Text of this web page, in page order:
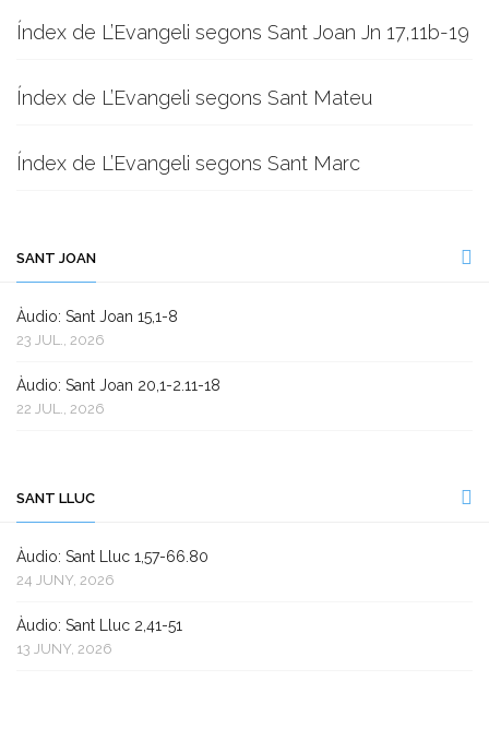
Índex de L’Evangeli segons Sant Joan Jn 17,11b-19
Índex de L’Evangeli segons Sant Mateu
Índex de L’Evangeli segons Sant Marc
SANT JOAN
Àudio: Sant Joan 15,1-8
23 JUL., 2026
Àudio: Sant Joan 20,1-2.11-18
22 JUL., 2026
SANT LLUC
Àudio: Sant Lluc 1,57-66.80
24 JUNY, 2026
Àudio: Sant Lluc 2,41-51
13 JUNY, 2026